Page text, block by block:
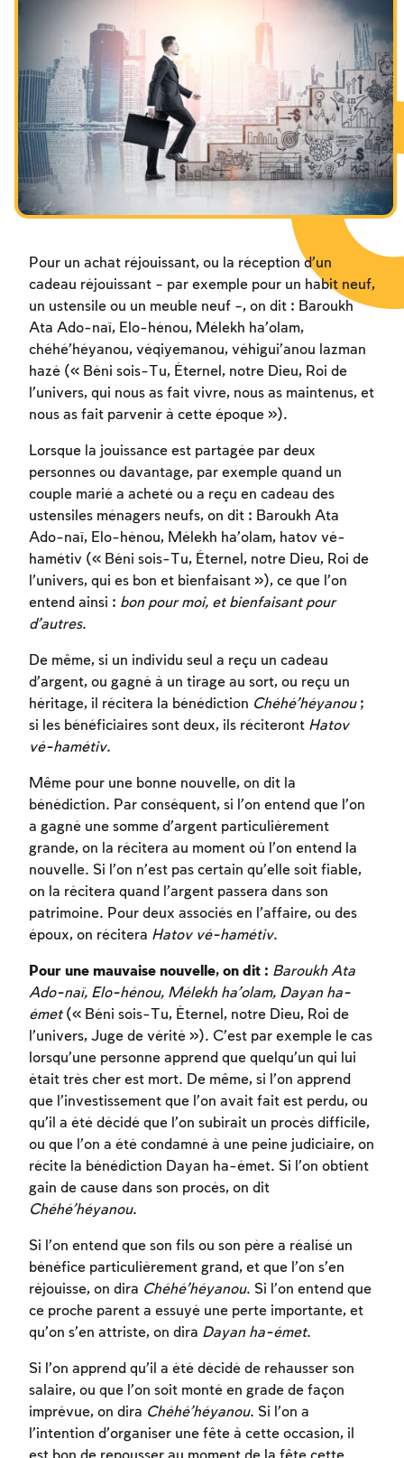
Hanouca
Pourim
Pour un achat réjouissant, ou la réception d’un
cadeau réjouissant – par exemple pour un habit neuf,
un ustensile ou un meuble neuf –, on dit : Baroukh
Ata Ado-naï, Elo-hénou, Mélekh ha’olam,
chéhé’héyanou, véqiyemanou, véhigui’anou lazman
hazé (« Béni sois-Tu, Éternel, notre Dieu, Roi de
l’univers, qui nous as fait vivre, nous as maintenus, et
nous as fait parvenir à cette époque »).
Lorsque la jouissance est partagée par deux
personnes ou davantage, par exemple quand un
couple marié a acheté ou a reçu en cadeau des
ustensiles ménagers neufs, on dit : Baroukh Ata
Ado-naï, Elo-hénou, Mélekh ha’olam, hatov vé-
hamétiv (« Béni sois-Tu, Éternel, notre Dieu, Roi de
l’univers, qui es bon et bienfaisant »), ce que l’on
entend ainsi : bon pour moi, et bienfaisant pour
d’autres.
De même, si un individu seul a reçu un cadeau
d’argent, ou gagné à un tirage au sort, ou reçu un
héritage, il récitera la bénédiction Chéhé’héyanou;
si les bénéficiaires sont deux, ils réciteront Hatov
vé-hamétiv.
Même pour une bonne nouvelle, on dit la
bénédiction. Par conséquent, si l’on entend que l’on
a gagné une somme d’argent particulièrement
grande, on la récitera au moment où l’on entend la
nouvelle. Si l’on n’est pas certain qu’elle soit fiable,
on la récitera quand l’argent passera dans son
patrimoine. Pour deux associés en l’affaire, ou des
époux, on récitera Hatov vé-hamétiv.
Pour une mauvaise nouvelle, on dit : Baroukh Ata
Ado-naï, Elo-hénou, Mélekh ha’olam, Dayan ha-
émet (« Béni sois-Tu, Éternel, notre Dieu, Roi de
l’univers, Juge de vérité »). C’est par exemple le cas
lorsqu’une personne apprend que quelqu’un qui lui
était très cher est mort. De même, si l’on apprend
que l’investissement que l’on avait fait est perdu, ou
qu’il a été décidé que l’on subirait un procès difficile,
ou que l’on a été condamné à une peine judiciaire, on
récite la bénédiction Dayan ha-émet. Si l’on obtient
gain de cause dans son procès, on dit
Chéhé’héyanou.
Si l’on entend que son fils ou son père a réalisé un
bénéfice particulièrement grand, et que l’on s’en
réjouisse, on dira Chéhé’héyanou. Si l’on entend que
ce proche parent a essuyé une perte importante, et
qu’on s’en attriste, on dira Dayan ha-émet.
Si l’on apprend qu’il a été décidé de rehausser son
salaire, ou que l’on soit monté en grade de façon
imprévue, on dira Chéhé’héyanou. Si l’on a
l’intention d’organiser une fête à cette occasion, il
Inscription requise
Afin d'enregistrer ce que vous avez étudié,
vous devez vous connectez ou vous
inscrire.
Inscription Connexion